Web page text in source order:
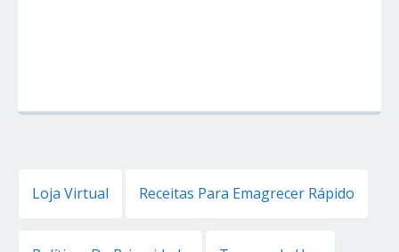
Loja Virtual Receitas Para Emagrecer Rápido